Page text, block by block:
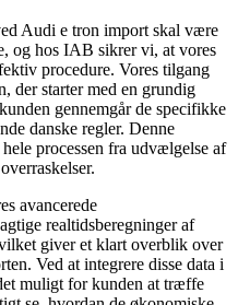
Audi e tron import skal være
og hos IAB sikrer vi, at vores
procedure. Vores tilgang
der starter med en grundig
gennemgår de specifikke
danske regler. Denne
processen fra udvælgelse af
avancerede
realtidsberegninger af
giver et klart overblik over
Ved at integrere disse data i
muligt for kunden at træffe